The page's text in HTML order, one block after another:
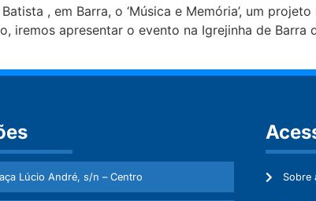
, em Barra, o ‘Música e Memória’, um
iremos apresentar o evento na Igrejinha de Barra
Lúcio André, s/n – Centro Sobre